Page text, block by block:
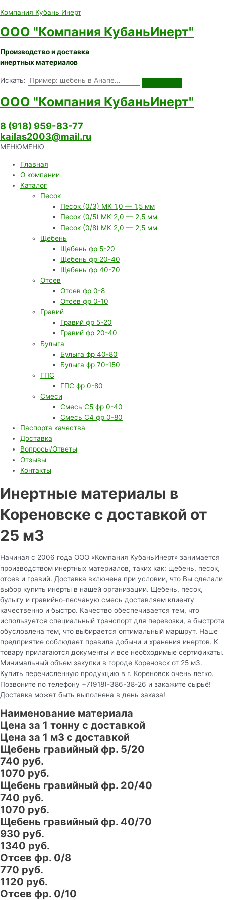
Компания Кубань Инерт
ООО "Компания КубаньИнерт"
Производство и доставка
инертных материалов
Искать:
ООО "Компания КубаньИнерт"
8 (918) 959-83-77
kailas2003@mail.ru
МЕНЮМЕНЮ
Главная
О компании
Каталог
Песок
Песок (0/3) МК 1,0 — 1,5 мм
Песок (0/5) МК 2,0 — 2,5 мм
Песок (0/8) МК 2,0 — 2,5 мм
Щебень
Щебень фр 5-20
Щебень фр 20-40
Щебень фр 40-70
Отсев
Отсев фр 0-8
Отсев фр 0-10
Гравий
Гравий фр 5-20
Гравий фр 20-40
Булыга
Булыга фр 40-80
Булыга фр 70-150
ГПС
ГПС фр 0-80
Смеси
Смесь С5 фр 0-40
Смесь С4 фр 0-80
Паспорта качества
Доставка
Вопросы/Ответы
Отзывы
Контакты
Инертные материалы в
Кореновске с доставкой от
25 м3
Начиная с 2006 года ООО «Компания КубаньИнерт» занимается
производством инертных материалов, таких как: щебень, песок,
отсев и гравий. Доставка включена при условии, что Вы сделали
выбор купить инерты в нашей организации. Щебень, песок,
булыгу и гравийно-песчаную смесь доставляем клиенту
качественно и быстро. Качество обеспечивается тем, что
используется специальный транспорт для перевозки, а быстрота
обусловлена тем, что выбирается оптимальный маршрут. Наше
предприятие соблюдает правила добычи и хранения инертов. К
товару прилагаются документы и все необходимые сертификаты.
Минимальный объем закупки в городе Кореновск от 25 м3.
Купить перечисленную продукцию в г. Кореновск очень легко.
Позвоните по телефону +7(918)-386-38-26 и закажите сырьё!
Доставка может быть выполнена в день заказа!
Наименование материала
Цена за 1 тонну с доставкой
Цена за 1 м3 с доставкой
Щебень гравийный фр. 5/20
740 руб.
1070 руб.
Щебень гравийный фр. 20/40
740 руб.
1070 руб.
Щебень гравийный фр. 40/70
930 руб.
1340 руб.
Отсев фр. 0/8
770 руб.
1120 руб.
Отсев фр. 0/10